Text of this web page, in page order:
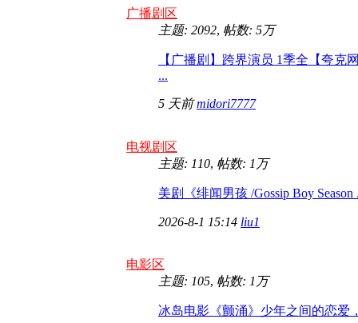
广播剧区
主题: 2092, 帖数: 5万
【广播剧】跨界演员 1季全【夸克
...
5 天前 midori7777
电视剧区
主题: 110, 帖数: 1万
美剧《绯闻男孩 /Gossip Boy Season
2026-8-1 15:14 liu1
电影区
主题: 105, 帖数: 1万
冰岛电影《颤涌》少年之间的恋爱